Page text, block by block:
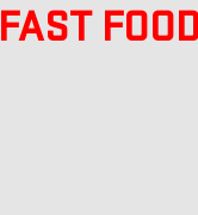
FAST